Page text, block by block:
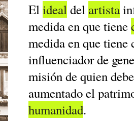
Elidealdel artista
medida en que tiene
medida en que tiene
influenciador de
misión de quien
aumentado el
humanidad.